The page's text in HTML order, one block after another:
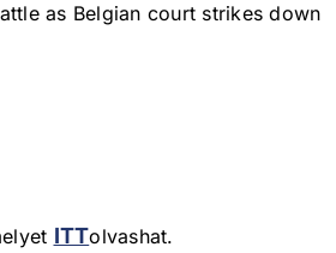
as Belgian court strikes down
ITTolvashat.